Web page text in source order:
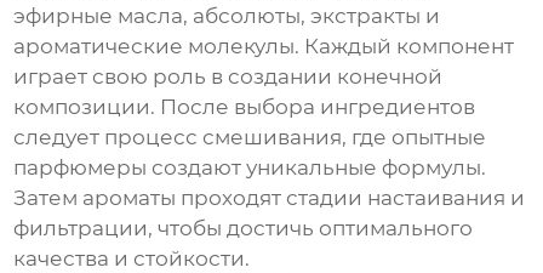
эфирные масла, абсолюты, экстракты и
ароматические молекулы. Каждый компонент
играет свою роль в создании конечной
композиции. После выбора ингредиентов
следует процесс смешивания, где опытные
парфюмеры создают уникальные формулы.
Затем ароматы проходят стадии настаивания и
фильтрации, чтобы достичь оптимального
качества и стойкости.